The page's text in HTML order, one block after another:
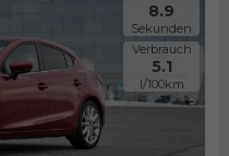
8.9
Sekunden
Verbrauch
5.1
l/100km